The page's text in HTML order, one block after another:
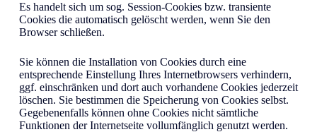
Es handelt sich um sog. Session-Cookies bzw. transiente
Cookies die automatisch gelöscht werden, wenn Sie den
Browser schließen.
Sie können die Installation von Cookies durch eine
entsprechende Einstellung Ihres Internetbrowsers verhindern,
ggf. einschränken und dort auch vorhandene Cookies jederzeit
löschen. Sie bestimmen die Speicherung von Cookies selbst.
Gegebenenfalls können ohne Cookies nicht sämtliche
Funktionen der Internetseite vollumfänglich genutzt werden.